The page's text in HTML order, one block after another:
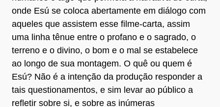
onde Esú se coloca abertamente em diálogo com
aqueles que assistem esse filme-carta, assim
uma linha tênue entre o profano e o sagrado, o
terreno e o divino, o bom e o mal se estabelece
ao longo de sua montagem. O quê ou quem é
Esú? Não é a intenção da produção responder a
tais questionamentos, e sim levar ao público a
refletir sobre si, e sobre as inúmeras